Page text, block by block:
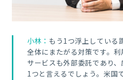
小林： もう1つ浮上している
全体にまたがる対策です。
サービスも外部委託であり
1つと言えるでしょう。米国